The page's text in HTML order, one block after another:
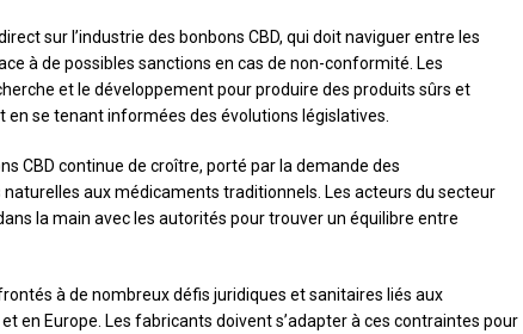
sur l’industrie des bonbons CBD, qui doit naviguer entre les
à de possibles sanctions en cas de non-conformité. Les
et le développement pour produire des produits sûrs et
se tenant informées des évolutions législatives.
CBD continue de croître, porté par la demande des
aux médicaments traditionnels. Les acteurs du secteur
la main avec les autorités pour trouver un équilibre entre
à de nombreux défis juridiques et sanitaires liés aux
en Europe. Les fabricants doivent s’adapter à ces contraintes pour